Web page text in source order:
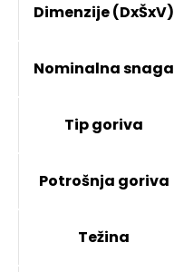
Dimenzije (DxŠxV)
Nominalna snaga
Tip goriva
Potrošnja goriva
Težina